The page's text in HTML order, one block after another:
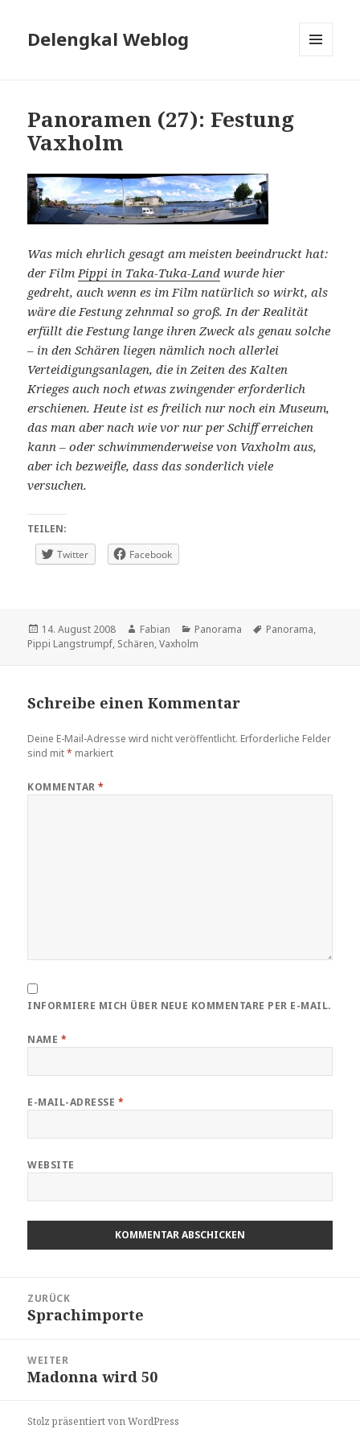
Delengkal Weblog
Panoramen (27): Festung
Vaxholm
Was mich ehrlich gesagt am meisten beeindruckt hat:
der FilmPippi in Taka-Tuka-Land wurde hier
gedreht, auch wenn es im Film natürlich so wirkt, als
wäre die Festung zehnmal so groß. In der Realität
erfüllt die Festung lange ihren Zweck als genau solche
– in den Schären liegen nämlich noch allerlei
Verteidigungsanlagen, die in Zeiten des Kalten
Krieges auch noch etwas zwingender erforderlich
erschienen. Heute ist es freilich nur noch ein Museum,
das man aber nach wie vor nur per Schiff erreichen
kann – oder schwimmenderweise von Vaxholm aus,
aber ich bezweifle, dass das sonderlich viele
versuchen.
TEILEN:
Twitter
Facebook
Veröffentlicht
am
14. August 2008 Autor
Fabian Kategorien
Panorama Schlagwörter
Panorama,
Pippi Langstrumpf, Schären,Vaxholm
Schreibe einen Kommentar
Deine E-Mail-Adresse wird nicht veröffentlicht. Erforderliche Felder
sind mit* markiert
KOMMENTAR*
INFORMIERE MICH ÜBER NEUE KOMMENTARE PER E-MAIL.
NAME *
E-MAIL-ADRESSE *
WEBSITE
ZURÜCK
Vorheriger
Sprachimporte
WEITER
Nächster
Madonna wird 50
Stolz präsentiert von WordPress